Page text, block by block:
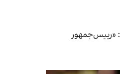
«رییس‌جمهور